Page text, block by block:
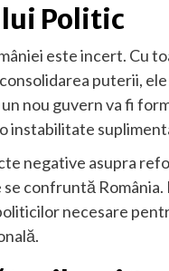
Politic
este incert. Cu
puterii,
nou guvern va fi
instabilitate
negative asupra
confruntă România.
necesare